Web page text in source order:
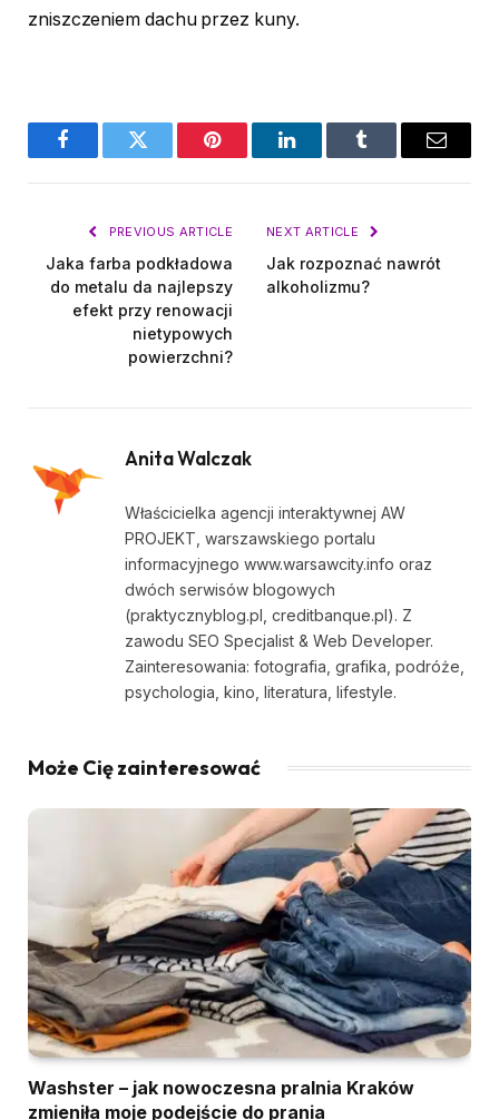
zniszczeniem dachu przez kuny.
FacebookTwitter Pinterest LinkedInTumblr Email
PREVIOUS ARTICLE
Jaka farba podkładowa
do metalu da najlepszy
efekt przy renowacji
nietypowych
powierzchni?
NEXT ARTICLE
Jak rozpoznać nawrót
alkoholizmu?
Anita Walczak
Właścicielka agencji interaktywnej AW
PROJEKT, warszawskiego portalu
informacyjnego www.warsawcity.info oraz
dwóch serwisów blogowych
(praktycznyblog.pl, creditbanque.pl). Z
zawodu SEO Specjalist & Web Developer.
Zainteresowania: fotografia, grafika, podróże,
psychologia, kino, literatura, lifestyle.
Może Cię zainteresować
Washster – jak nowoczesna pralnia Kraków
zmieniła moje podejście do prania